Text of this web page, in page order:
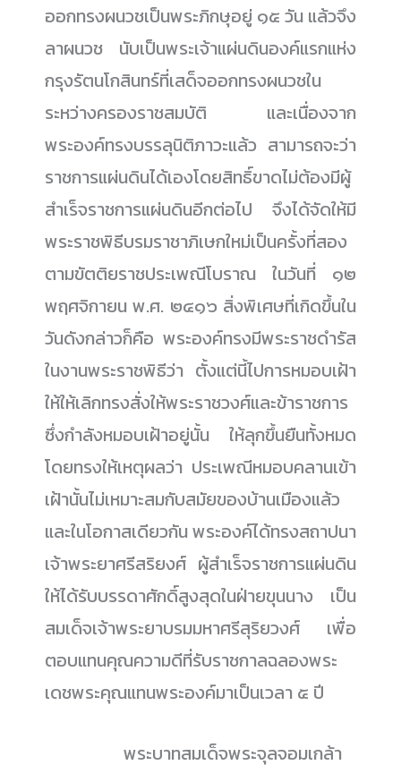
ออกทรงผนวชเป็นพระภิกษุอยู่ ๑๕ วัน แล้วจึง
ลาผนวช นับเป็นพระเจ้าแผ่นดินองค์แรกแห่ง
กรุงรัตนโกสินทร์ที่เสด็จออกทรงผนวชใน
ระหว่างครองราชสมบัติ และเนื่องจาก
พระองค์ทรงบรรลุนิติภาวะแล้ว สามารถจะว่า
ราชการแผ่นดินได้เองโดยสิทธิ์ขาดไม่ต้องมีผู้
สำเร็จราชการแผ่นดินอีกต่อไป จึงได้จัดให้มี
พระราชพิธีบรมราชาภิเษกใหม่เป็นครั้งที่สอง
ตามขัตติยราชประเพณีโบราณ ในวันที่ ๑๒
พฤศจิกายน พ.ศ. ๒๔๑๖ สิ่งพิเศษที่เกิดขึ้นใน
วันดังกล่าวก็คือ พระองค์ทรงมีพระราชดำรัส
ในงานพระราชพิธีว่า ตั้งแต่นี้ไปการหมอบเฝ้า
ให้ให้เลิกทรงสั่งให้พระราชวงศ์และข้าราชการ
ซึ่งกำลังหมอบเฝ้าอยู่นั้น ให้ลุกขึ้นยืนทั้งหมด
โดยทรงให้เหตุผลว่า ประเพณีหมอบคลานเข้า
เฝ้านั้นไม่เหมาะสมกับสมัยของบ้านเมืองแล้ว
และในโอกาสเดียวกัน พระองค์ได้ทรงสถาปนา
เจ้าพระยาศรีสริยงศ์ ผู้สำเร็จราชการแผ่นดิน
ให้ได้รับบรรดาศักดิ์สูงสุดในฝ่ายขุนนาง เป็น
สมเด็จเจ้าพระยาบรมมหาศรีสุริยวงศ์ เพื่อ
ตอบแทนคุณความดีที่รับราชกาลฉลองพระ
เดชพระคุณแทนพระองค์มาเป็นเวลา ๕ ปี
พระบาทสมเด็จพระจุลจอมเกล้า